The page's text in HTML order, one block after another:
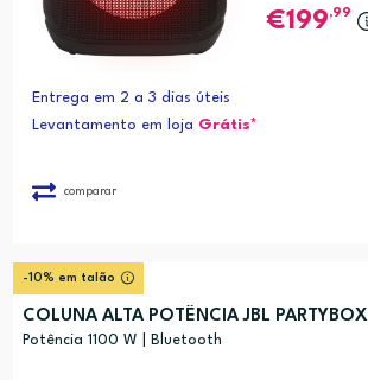
199,99
Entrega em 2 a 3 dias úteis
Levantamento em loja Grátis*
comparar
-10% em talão
COLUNA ALTA POTÊNCIA JBL
Potência 1100 W | Bluetooth